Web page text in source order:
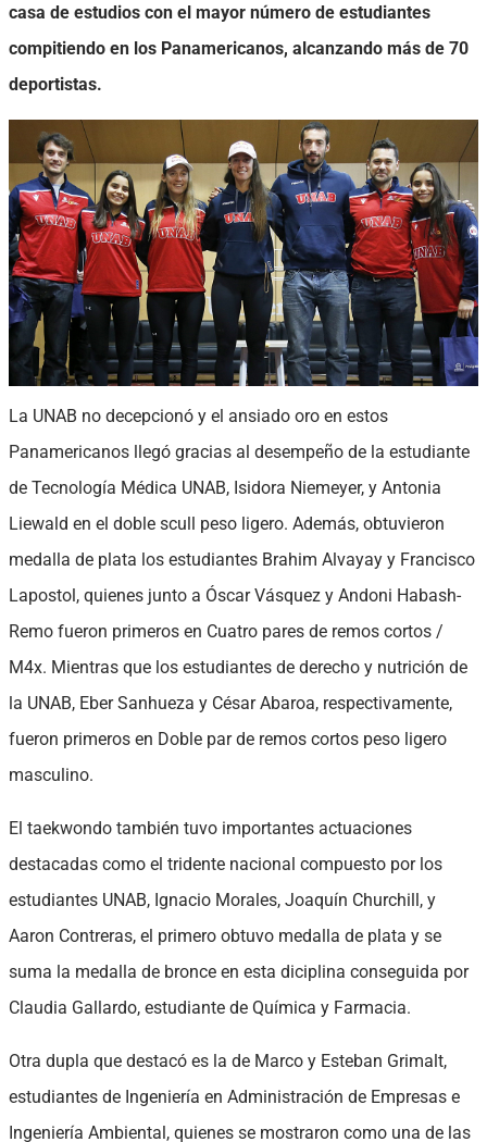
casa de estudios con el mayor número de estudiantes
compitiendo en los Panamericanos, alcanzando más de 70
deportistas.
La UNAB no decepcionó y el ansiado oro en estos
Panamericanos llegó gracias al desempeño de la estudiante
de Tecnología Médica UNAB, Isidora Niemeyer, y Antonia
Liewald en el doble scull peso ligero. Además, obtuvieron
medalla de plata los estudiantes Brahim Alvayay y Francisco
Lapostol, quienes junto a Óscar Vásquez y Andoni Habash-
Remo fueron primeros en Cuatro pares de remos cortos /
M4x. Mientras que los estudiantes de derecho y nutrición de
la UNAB, Eber Sanhueza y César Abaroa, respectivamente,
fueron primeros en Doble par de remos cortos peso ligero
masculino.
El taekwondo también tuvo importantes actuaciones
destacadas como el tridente nacional compuesto por los
estudiantes UNAB, Ignacio Morales, Joaquín Churchill, y
Aaron Contreras, el primero obtuvo medalla de plata y se
suma la medalla de bronce en esta diciplina conseguida por
Claudia Gallardo, estudiante de Química y Farmacia.
Otra dupla que destacó es la de Marco y Esteban Grimalt,
estudiantes de Ingeniería en Administración de Empresas e
Ingeniería Ambiental, quienes se mostraron como una de las